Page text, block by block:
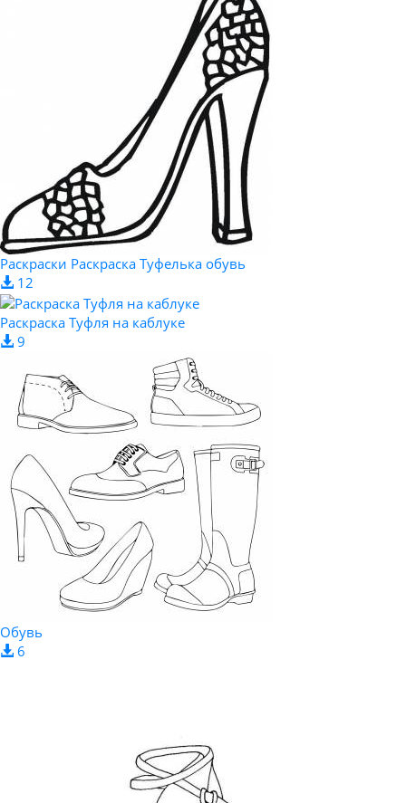
Раскраски Раскраска Туфелька обувь
12
Раскраска Туфля на каблуке
9
Обувь
6